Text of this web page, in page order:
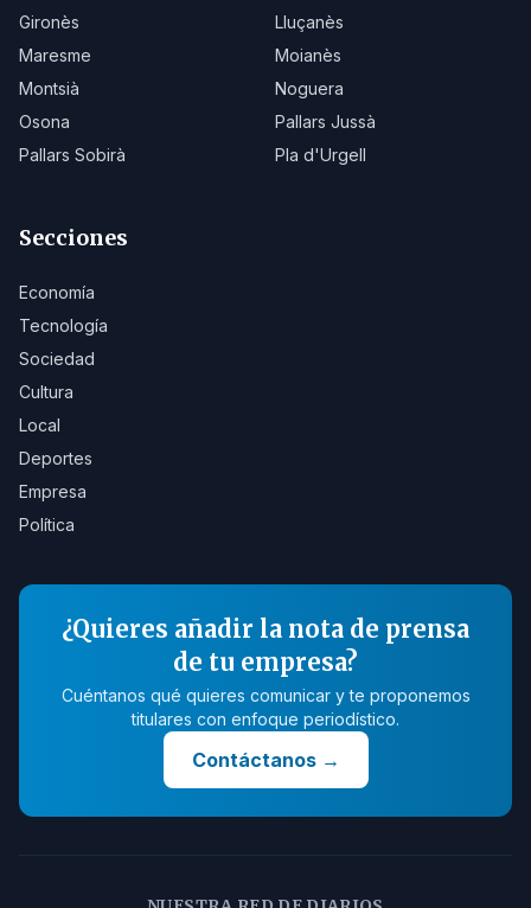
Gironès
Lluçanès
Maresme
Moianès
Montsià
Noguera
Osona
Pallars Jussà
Pallars Sobirà
Pla d'Urgell
Secciones
Economía
Tecnología
Sociedad
Cultura
Local
Deportes
Empresa
Política
¿Quieres añadir la nota de prensa
de tu empresa?
Cuéntanos qué quieres comunicar y te proponemos
titulares con enfoque periodístico.
Contáctanos→